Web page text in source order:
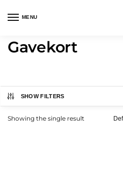
MENU
Gavekort
SHOW FILTERS
Showing the single result